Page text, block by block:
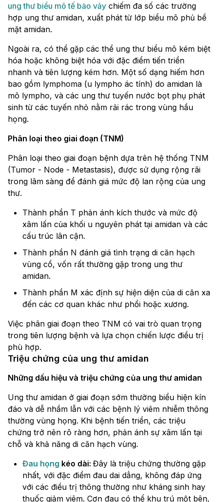
ung thư biểu mô tế bào vảy chiếm đa số các trường
hợp ung thư amidan, xuất phát từ lớp biểu mô phủ bề
mặt amidan.
Ngoài ra, có thể gặp các thể ung thư biểu mô kém biệt
hóa hoặc không biệt hóa với đặc điểm tiến triển
nhanh và tiên lượng kém hơn. Một số dạng hiếm hơn
bao gồm lymphoma (u lympho ác tính) do amidan là
mô lympho, và các ung thư tuyến nước bọt phụ phát
sinh từ các tuyến nhỏ nằm rải rác trong vùng hầu
họng.
Phân loại theo giai đoạn (TNM)
Phân loại theo giai đoạn bệnh dựa trên hệ thống TNM
(Tumor - Node - Metastasis), được sử dụng rộng rãi
trong lâm sàng để đánh giá mức độ lan rộng của ung
thư.
Thành phần T phản ánh kích thước và mức độ
xâm lấn của khối u nguyên phát tại amidan và các
cấu trúc lân cận.
Thành phần N đánh giá tình trạng di căn hạch
vùng cổ, vốn rất thường gặp trong ung thư
amidan.
Thành phần M xác định sự hiện diện của di căn xa
đến các cơ quan khác như phổi hoặc xương.
Việc phân giai đoạn theo TNM có vai trò quan trọng
trong tiên lượng bệnh và lựa chọn chiến lược điều trị
phù hợp.
Triệu chứng của ung thư amidan
Những dấu hiệu và triệu chứng của ung thư amidan
Ung thư amidan ở giai đoạn sớm thường biểu hiện kín
đáo và dễ nhầm lẫn với các bệnh lý viêm nhiễm thông
thường vùng họng. Khi bệnh tiến triển, các triệu
chứng trở nên rõ ràng hơn, phản ánh sự xâm lấn tại
chỗ và khả năng di căn hạch vùng.
Đau họng kéo dài: Đây là triệu chứng thường gặp
nhất, với đặc điểm đau dai dẳng, không đáp ứng
với các điều trị thông thường như kháng sinh hay
thuốc giảm viêm. Cơn đau có thể khu trú một bên,